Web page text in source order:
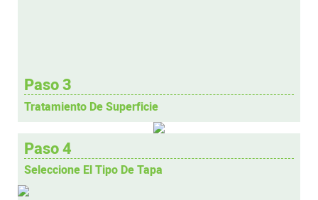
Paso 3
Tratamiento De Superficie
Paso 4
Seleccione El Tipo De Tapa